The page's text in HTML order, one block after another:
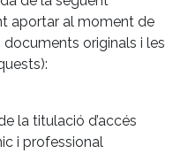
aportar al moment de
originals i les
la titulació d’accés
i professional